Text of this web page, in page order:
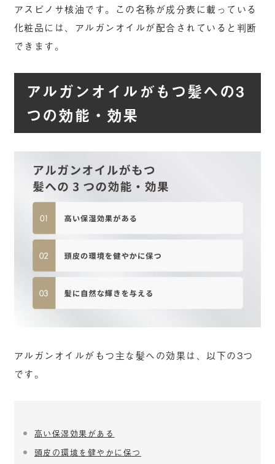
アスピノサ核油です。この名称が成分表に載っている
化粧品には、アルガンオイルが配合されていると判断
できます。
アルガンオイルがもつ髪への3
つの効能・効果
アルガンオイルがもつ主な髪への効果は、以下の3つ
です。
高い保湿効果がある
頭皮の環境を健やかに保つ